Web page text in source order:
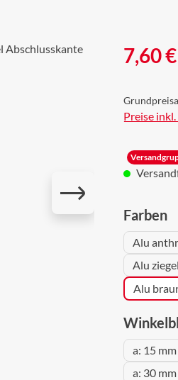
Regulärer
7,60 €
Preise
Farben
Alu
Alu
Alu
a: 15
a: 30